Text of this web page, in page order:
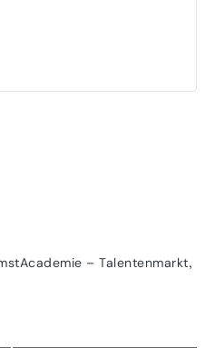
– Talentenmarkt,